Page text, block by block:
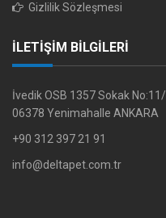
Gizlilik Sözleşmesi
İLETİŞİM BİLGİLERİ
İvedik OSB 1357 Sokak No:11/
06378 Yenimahalle ANKARA
+90 312 397 21 91
info@deltapet.com.tr